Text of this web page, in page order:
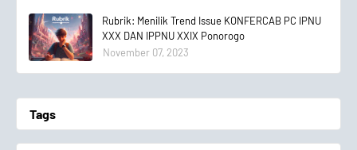
Rubrik: Menilik Trend Issue KONFERCAB PC IPNU
XXX DAN IPPNU XXIX Ponorogo
November 07, 2023
Tags